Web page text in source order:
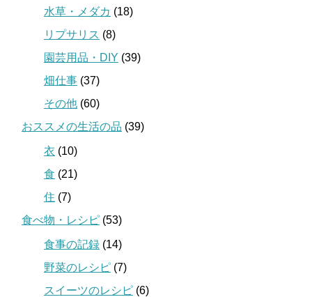
水草・メダカ (18)
リプサリス (8)
園芸用品・DIY (39)
畑仕事 (37)
その他 (60)
おススメの生活の品 (39)
衣 (10)
食 (21)
住 (7)
食べ物・レシピ (53)
食事の記録 (14)
野菜のレシピ (7)
スイーツのレシピ (6)